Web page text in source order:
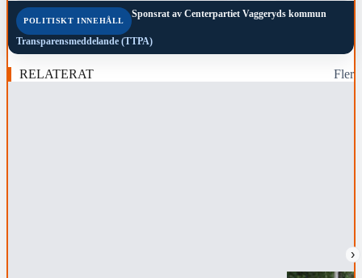
POLITISKT INNEHÅLL
Sponsrat av Centerpartiet Vaggeryds kommun
Transparensmeddelande (TTPA)
RELATERAT Fler
›